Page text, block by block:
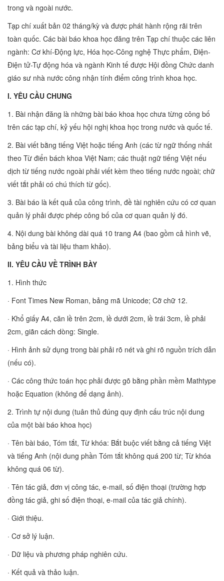
trong và ngoài nước.
Tạp chí xuất bản 02 tháng/kỳ và được phát hành rộng rãi trên
toàn quốc. Các bài báo khoa học đăng trên Tạp chí thuộc các liên
ngành: Cơ khí-Động lực, Hóa học-Công nghệ Thực phẩm, Điện-
Điện tử-Tự động hóa và ngành Kinh tế được Hội đồng Chức danh
giáo sư nhà nước công nhận tính điểm công trình khoa học.
I. YÊU CẦU CHUNG
1. Bài nhận đăng là những bài báo khoa học chưa từng công bố
trên các tạp chí, kỷ yếu hội nghị khoa học trong nước và quốc tế.
2. Bài viết bằng tiếng Việt hoặc tiếng Anh (các từ ngữ thống nhất
theo Từ điển bách khoa Việt Nam; các thuật ngữ tiếng Việt nếu
dịch từ tiếng nước ngoài phải viết kèm theo tiếng nước ngoài; chữ
viết tắt phải có chú thích từ gốc).
3. Bài báo là kết quả của công trình, đề tài nghiên cứu có cơ quan
quản lý phải được phép công bố của cơ quan quản lý đó.
4. Nội dung bài không dài quá 10 trang A4 (bao gồm cả hình vẽ,
bảng biểu và tài liệu tham khảo).
II. YÊU CẦU VỀ TRÌNH BÀY
1. Hình thức
· Font Times New Roman, bảng mã Unicode; Cỡ chữ 12.
· Khổ giấy A4, căn lề trên 2cm, lề dưới 2cm, lề trái 3cm, lề phải
2cm, giãn cách dòng: Single.
· Hình ảnh sử dụng trong bài phải rõ nét và ghi rõ nguồn trích dẫn
(nếu có).
· Các công thức toán học phải được gõ bằng phần mềm Mathtype
hoặc Equation (không để dạng ảnh).
2. Trình tự nội dung (tuân thủ đúng quy định cấu trúc nội dung
của một bài báo khoa học)
· Tên bài báo, Tóm tắt, Từ khóa: Bắt buộc viết bằng cả tiếng Việt
và tiếng Anh (nội dung phần Tóm tắt không quá 200 từ; Từ khóa
không quá 06 từ).
· Tên tác giả, đơn vị công tác, e-mail, số điện thoại (trường hợp
đồng tác giả, ghi số điện thoại, e-mail của tác giả chính).
· Giới thiệu.
· Cơ sở lý luận.
· Dữ liệu và phương pháp nghiên cứu.
· Kết quả và thảo luận.